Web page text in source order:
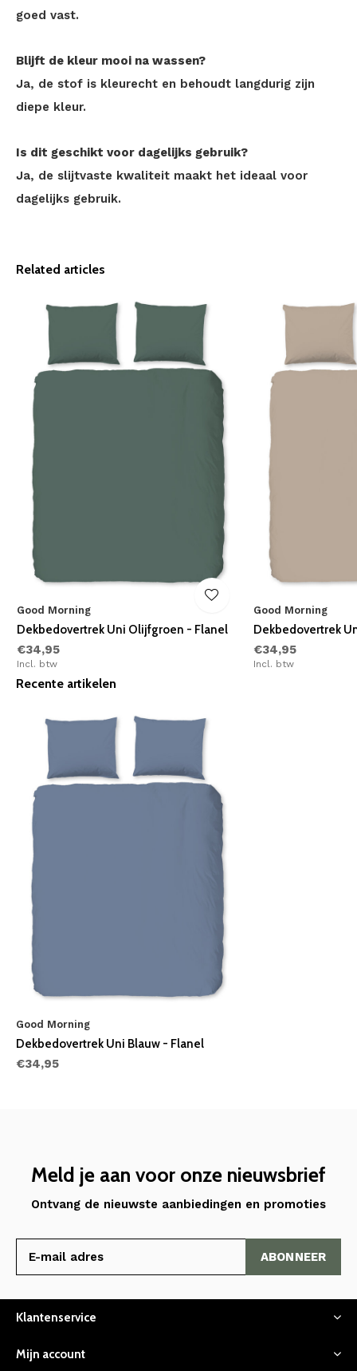
goed vast.
Blijft de kleur mooi na wassen?
Ja, de stof is kleurecht en behoudt langdurig zijn
diepe kleur.
Is dit geschikt voor dagelijks gebruik?
Ja, de slijtvaste kwaliteit maakt het ideaal voor
dagelijks gebruik.
Related articles
Good Morning
Dekbedovertrek Uni Olijfgroen - Flanel
€34,95
Incl. btw
Good Morning
Dekbedovertrek
€34,95
Incl. btw
Recente artikelen
Good Morning
Dekbedovertrek Uni Blauw - Flanel
€34,95
Meld je aan voor onze nieuwsbrief
Ontvang de nieuwste aanbiedingen en promoties
ABONNEER
Klantenservice
Mijn account